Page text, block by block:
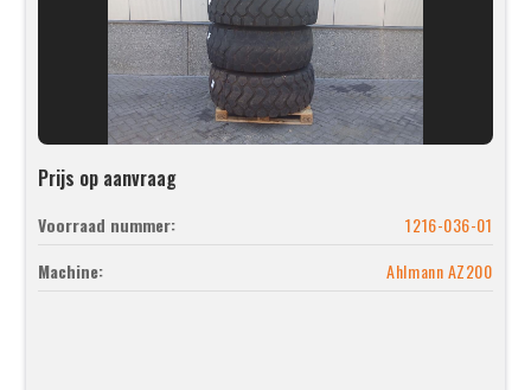
Prijs op aanvraag
Voorraad nummer:
1216-036-01
Machine:
Ahlmann AZ200